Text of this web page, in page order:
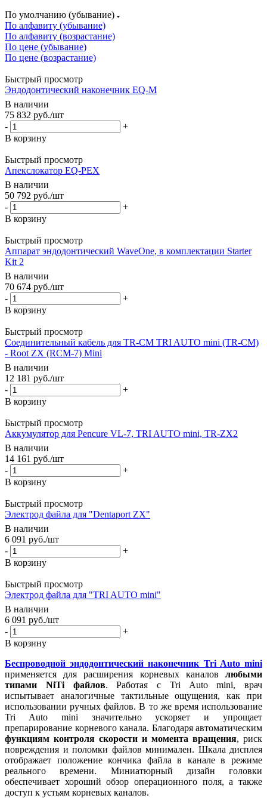
По умолчанию (убывание)
По алфавиту (убывание)
По алфавиту (возрастание)
По цене (убывание)
По цене (возрастание)
Быстрый просмотр
Эндодонтический наконечник EQ-M
В наличии
75 832 руб./шт
-
+
В корзину
Быстрый просмотр
Апекслокатор EQ-PEX
В наличии
50 792 руб./шт
-
+
В корзину
Быстрый просмотр
Аппарат эндодонтический WaveOne, в комплектации Starter
Kit 2
В наличии
70 674 руб./шт
-
+
В корзину
Быстрый просмотр
Соединительный кабель для TR-CM TRI AUTO mini (TR-CM)
- Root ZX (RCM-7) Mini
В наличии
12 181 руб./шт
-
+
В корзину
Быстрый просмотр
Аккумулятор для Pencure VL-7, TRI AUTO mini, TR-ZX2
В наличии
14 161 руб./шт
-
+
В корзину
Быстрый просмотр
Электрод файла для "Dentaport ZX"
В наличии
6 091 руб./шт
-
+
В корзину
Быстрый просмотр
Электрод файла для "TRI AUTO mini"
В наличии
6 091 руб./шт
-
+
В корзину
Беспроводной эндодонтический наконечник Tri Auto mini
применяется для расширения корневых каналов любыми
типами NiTi файлов. Работая с Tri Auto mini, врач
испытывает аналогичные тактильные ощущения, как при
использовании ручных файлов. В то же время использование
Tri Auto mini значительно ускоряет и упрощает
препарирование корневого канала. Благодаря автоматическим
функциям контроля скорости и момента вращения, риск
повреждения и поломки файлов минимален. Шкала дисплея
отображает положение кончика файла в канале в режиме
реального времени. Миниатюрный дизайн головки
обеспечивает хороший обзор операционного поля, а также
доступ к устьям корневых каналов.